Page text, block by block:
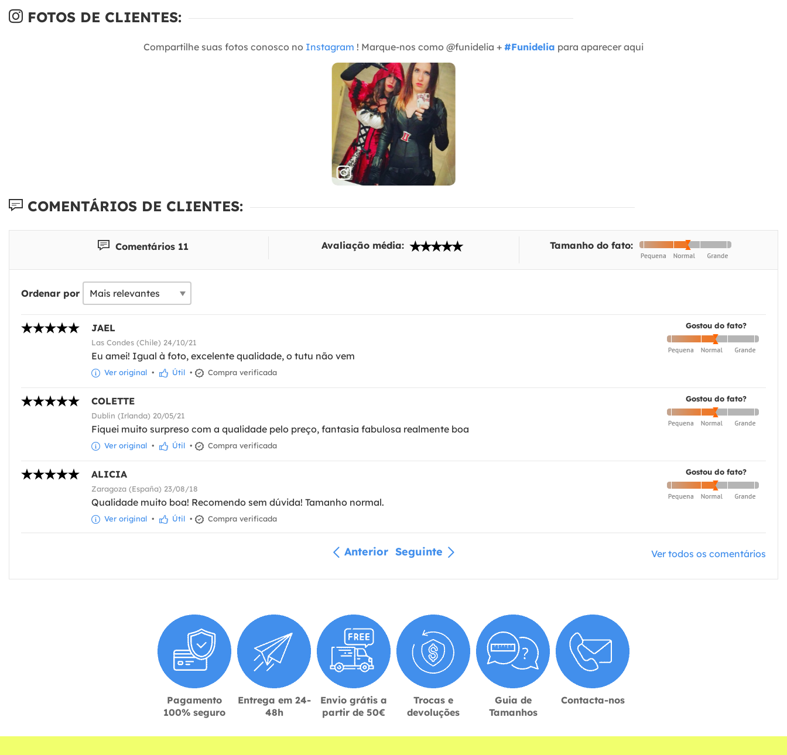
FOTOS DE CLIENTES:
Compartilhe suas fotos conosco no Instagram ! Marque-nos como @funidelia + #Funidelia para aparecer aqui
COMENTÁRIOS DE CLIENTES:
Comentários 11 Avaliação média: Tamanho do fato:
Ordenar por
Gostou do fato?
JAEL
Las Condes (Chile) 24/10/21
Eu amei! Igual à foto, excelente qualidade, o tutu não vem
Ver original • Útil • Compra verificada
Gostou do fato?
COLETTE
Dublin (Irlanda) 20/05/21
Fiquei muito surpreso com a qualidade pelo preço, fantasia fabulosa realmente boa
Ver original • Útil • Compra verificada
Gostou do fato?
ALICIA
Zaragoza (España) 23/08/18
Qualidade muito boa! Recomendo sem dúvida! Tamanho normal.
Ver original • Útil • Compra verificada
Anterior Seguinte Ver todos os comentários
Pagamento
100% seguro
Entrega em 24-
48h
Envio grátis a
partir de 50€
Trocas e
devoluções
Guia de
Tamanhos
Contacta-nos